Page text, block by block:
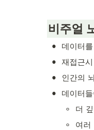
비주얼
• 데이터
• 재접근
• 인간의
• 데이터
◦ 더
◦ 여러